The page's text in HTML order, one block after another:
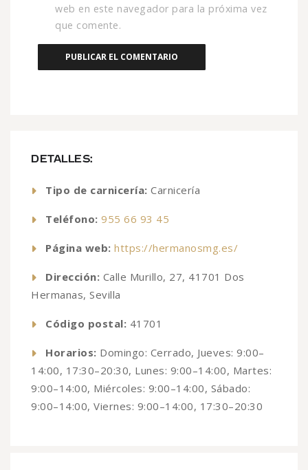
DETALLES:
Tipo de carnicería: Carnicería
Teléfono: 955 66 93 45
Página web: https://hermanosmg.es/
Dirección: Calle Murillo, 27, 41701 Dos
Hermanas, Sevilla
Código postal: 41701
Horarios: Domingo: Cerrado, Jueves: 9:00–
14:00, 17:30–20:30, Lunes: 9:00–14:00, Martes:
9:00–14:00, Miércoles: 9:00–14:00, Sábado:
9:00–14:00, Viernes: 9:00–14:00, 17:30–20:30
web en este navegador para la próxima vez
que comente.